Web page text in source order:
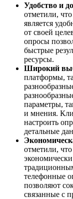
Удобство и
отметили,
является
от своей
опросы
быстрые
ресурсы.
Широкий
платформы,
параметры,
и мнения.
настроить
детальные
отметили,
телефонные
позволяют
связанные с